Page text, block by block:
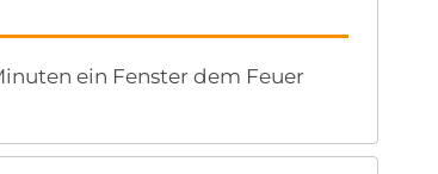
ein Fenster dem Feuer